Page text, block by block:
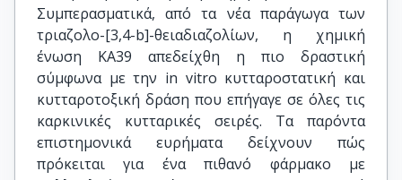
Συμπερασματικά, από τα νέα παράγωγα των
τριαζολο-[3,4-b]-θειαδιαζολίων, η χημική
ένωση ΚΑ39 απεδείχθη η πιο δραστική
σύμφωνα με την in vitro κυτταροστατική και
κυτταροτοξική δράση που επήγαγε σε όλες τις
καρκινικές κυτταρικές σειρές. Τα παρόντα
επιστημονικά ευρήματα δείχνουν πώς
πρόκειται για ένα πιθανό φάρμακο με